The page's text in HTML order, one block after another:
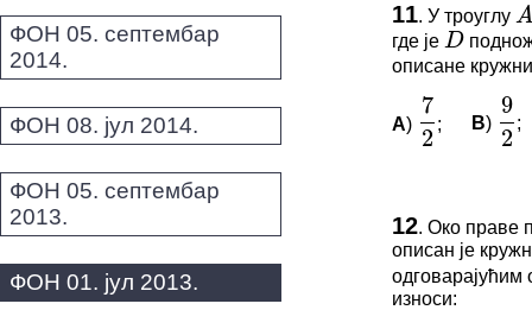
ФОН 05. септембар
2014.
ФОН 08. јул 2014.
ФОН 05. септембар
2013.
ФОН 01. јул 2013.
Овај
11. У троуглуA
где је D
описане
A)
2
72; B)
2
92;
Овај задатак
*Морате бити
12. Око праве
описан је
износи:
64 π